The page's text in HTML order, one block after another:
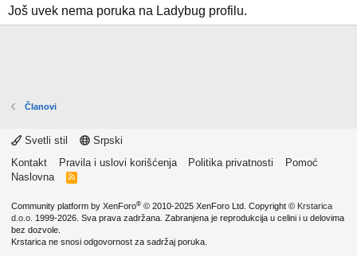
Još uvek nema poruka na Ladybug profilu.
Članovi
Svetli stil
Srpski
Kontakt
Pravila i uslovi korišćenja Politika privatnosti
Pomoć
Naslovna
R
Community platform by XenForo® © 2010-2025 XenForo Ltd. Copyright © Krstarica
d.o.o. 1999-2026. Sva prava zadržana. Zabranjena je reprodukcija u celini i u delovima
bez dozvole.
Krstarica ne snosi odgovornost za sadržaj poruka.